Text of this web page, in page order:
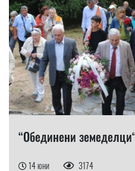
“Обединени
14 юни 3174